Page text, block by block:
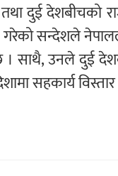
दुई देशबीचको
सन्देशले
। साथै, उनले दुई
सहकार्य